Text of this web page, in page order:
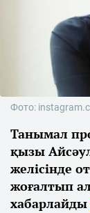
Фото:
Танымал
қызы
желісінде
жоғалтып
хабарлайды